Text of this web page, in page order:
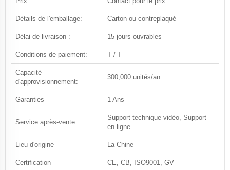
Détails de l'emballage: Carton ou contreplaqué
Délai de livraison : 15 jours ouvrables
Conditions de paiement: T / T
Capacité
d'approvisionnement:
300,000 unités/an
Garanties 1 Ans
Service après-vente
Support technique vidéo, Support
en ligne
Lieu d'origine La Chine
Certification CE, CB, ISO9001, GV